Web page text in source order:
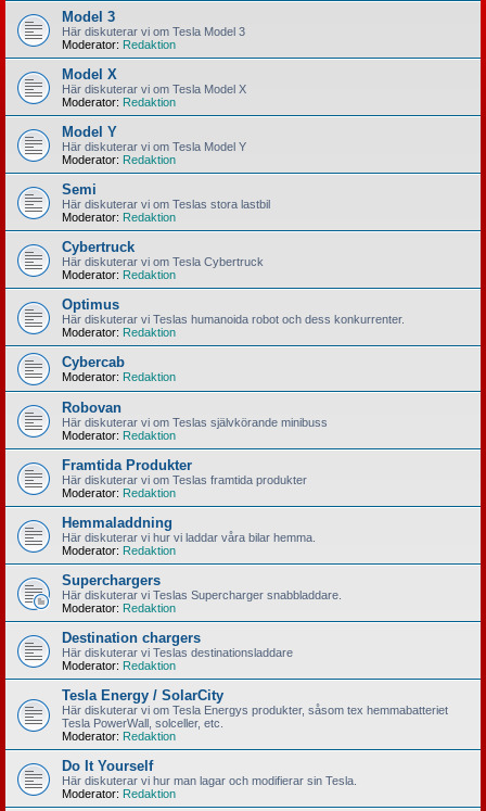
Model 3
Här diskuterar vi om Tesla Model 3
Moderator: Redaktion
Model X
Här diskuterar vi om Tesla Model X
Moderator: Redaktion
Model Y
Här diskuterar vi om Tesla Model Y
Moderator: Redaktion
Semi
Här diskuterar vi om Teslas stora lastbil
Moderator: Redaktion
Cybertruck
Här diskuterar vi om Tesla Cybertruck
Moderator: Redaktion
Optimus
Här diskuterar vi Teslas humanoida robot och dess konkurrenter.
Moderator: Redaktion
Cybercab
Moderator: Redaktion
Robovan
Här diskuterar vi om Teslas självkörande minibuss
Moderator: Redaktion
Framtida Produkter
Här diskuterar vi om Teslas framtida produkter
Moderator: Redaktion
Hemmaladdning
Här diskuterar vi hur vi laddar våra bilar hemma.
Moderator: Redaktion
Superchargers
Här diskuterar vi Teslas Supercharger snabbladdare.
Moderator: Redaktion
Destination chargers
Här diskuterar vi Teslas destinationsladdare
Moderator: Redaktion
Tesla Energy / SolarCity
Här diskuterar vi om Tesla Energys produkter, såsom tex hemmabatteriet
Tesla PowerWall, solceller, etc.
Moderator: Redaktion
Do It Yourself
Här diskuterar vi hur man lagar och modifierar sin Tesla.
Moderator: Redaktion